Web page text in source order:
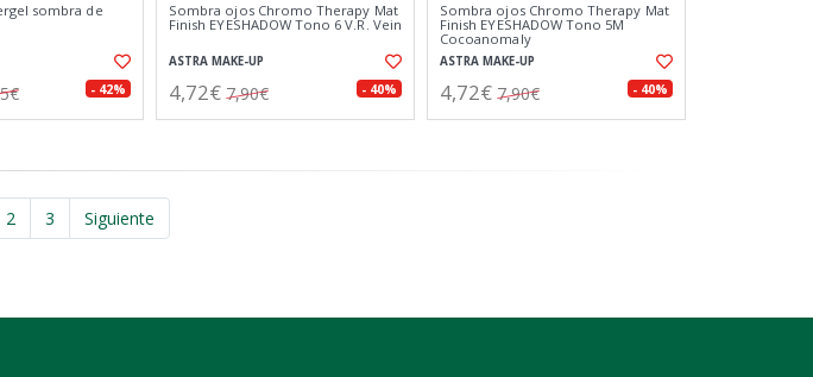
sombra de
- 42%
Sombra ojos Chromo Therapy Mat
Finish EYESHADOW Tono 6 V.R. Vein
ASTRA MAKE-UP
4,72€ 7,90€ - 40%
Sombra ojos Chromo Therapy Mat
Finish EYESHADOW Tono 5M
Cocoanomaly
ASTRA MAKE-UP
4,72€ 7,90€ - 40%
2 3 Siguiente